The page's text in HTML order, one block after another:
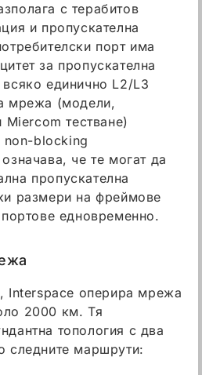
с терабитов
и пропускателна
порт има
за пропускателна
единично L2/L3
мрежа (модели,
тестване)
non-blocking
че те могат да
пропускателна
размери на фреймове
едновременно.
Interspace оперира мрежа
2000 км. Тя
топология с два
следните маршрути: